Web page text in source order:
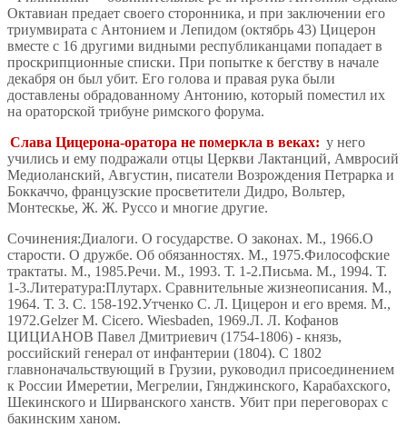
Октавиан предает своего сторонника, и при заключении его
триумвирата с Антонием и Лепидом (октябрь 43) Цицерон
вместе с 16 другими видными республиканцами попадает в
проскрипционные списки. При попытке к бегству в начале
декабря он был убит. Его голова и правая рука были
доставлены обрадованному Антонию, который поместил их
на ораторской трибуне римского форума.
Слава Цицерона-оратора не померкла в веках: у него
учились и ему подражали отцы Церкви Лактанций, Амвросий
Медиоланский, Августин, писатели Возрождения Петрарка и
Боккаччо, французские просветители Дидро, Вольтер,
Монтескье, Ж. Ж. Руссо и многие другие.
Сочинения:Диалоги. О государстве. О законах. М., 1966.О
старости. О дружбе. Об обязанностях. М., 1975.Философские
трактаты. М., 1985.Речи. М., 1993. Т. 1-2.Письма. М., 1994. Т.
1-3.Литература:Плутарх. Сравнительные жизнеописания. М.,
1964. Т. 3. С. 158-192.Утченко С. Л. Цицерон и его время. М.,
1972.Gelzer M. Cicero. Wiesbaden, 1969.Л. Л. Кофанов
ЦИЦИАНОВ Павел Дмитриевич (1754-1806) - князь,
российский генерал от инфантерии (1804). С 1802
главноначальствующий в Грузии, руководил присоединением
к России Имеретии, Мегрелии, Гянджинского, Карабахского,
Шекинского и Ширванского ханств. Убит при переговорах с
бакинским ханом.